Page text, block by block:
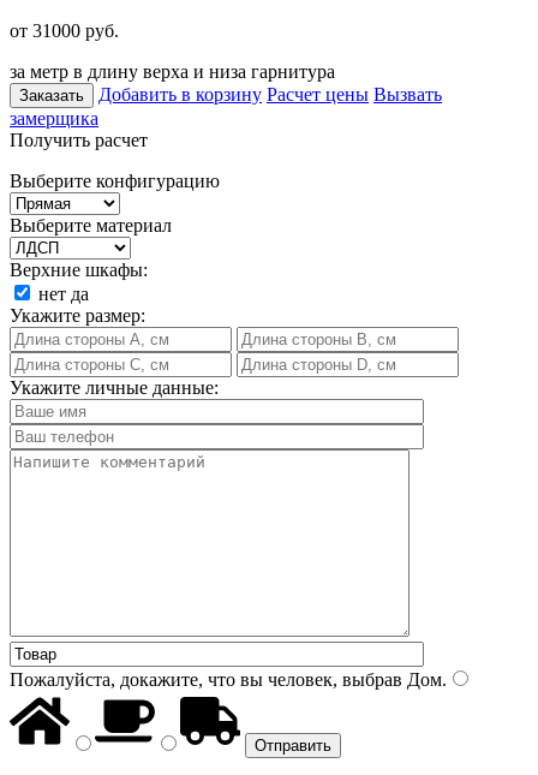
от 31000 руб.
за метр в длину верха и низа гарнитура
Заказать Добавить в корзину Расчет цены Вызвать
замерщика
Получить расчет
Выберите конфигурацию
Выберите материал
Верхние шкафы:
нет да
Укажите размер:
Укажите личные данные:
Пожалуйста, докажите, что вы человек, выбрав Дом.